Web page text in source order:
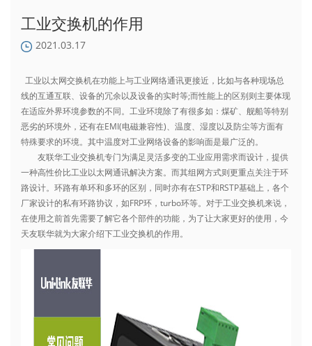
工业交换机的作用
2021.03.17
工业以太网交换机在功能上与工业网络通讯更接近，比如与各种现场总
线的互通互联、设备的冗余以及设备的实时等;而性能上的区别则主要体现
在适应外界环境参数的不同。工业环境除了有很多如：煤矿、舰船等特别
恶劣的环境外，还有在EMI(电磁兼容性)、温度、湿度以及防尘等方面有
特殊要求的环境。其中温度对工业网络设备的影响面是最广泛的。
友联华工业交换机专门为满足灵活多变的工业应用需求而设计，提供
一种高性价比工业以太网通讯解决方案。而其组网方式则更重点关注于环
路设计。环路有单环和多环的区别，同时亦有在STP和RSTP基础上，各个
厂家设计的私有环路协议，如FRP环，turbo环等。对于工业交换机来说，
在使用之前首先需要了解它各个部件的功能，为了让大家更好的使用，今
天友联华就为大家介绍下工业交换机的作用。